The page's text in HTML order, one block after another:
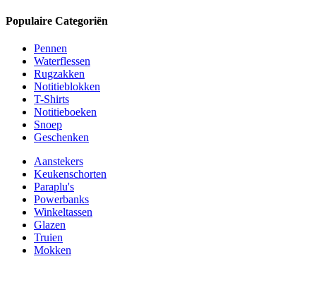
Populaire Categoriën
Pennen
Waterflessen
Rugzakken
Notitieblokken
T-Shirts
Notitieboeken
Snoep
Geschenken
Aanstekers
Keukenschorten
Paraplu's
Powerbanks
Winkeltassen
Glazen
Truien
Mokken